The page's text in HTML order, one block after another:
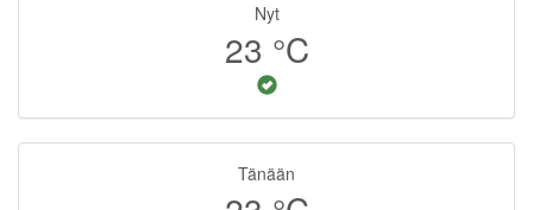
Nyt
23 °C
Tänään